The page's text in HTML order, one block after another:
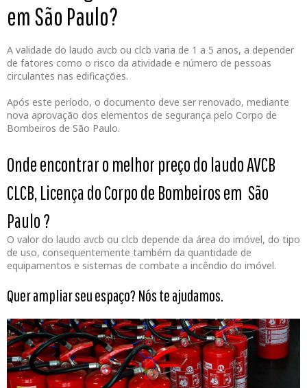
em São Paulo?
A validade do laudo avcb ou clcb varia de 1 a 5 anos, a depender
de fatores como o risco da atividade e número de pessoas
circulantes nas edificações.
Após este período, o documento deve ser renovado, mediante
nova aprovação dos elementos de segurança pelo Corpo de
Bombeiros de São Paulo.
Onde encontrar o melhor preço do laudo AVCB
CLCB, Licença do Corpo de Bombeiros em São
Paulo?
O valor do laudo avcb ou clcb depende da área do imóvel, do tipo
de uso, consequentemente também da quantidade de
equipamentos e sistemas de combate a incêndio do imóvel.
Quer ampliar seu espaço? Nós te ajudamos.